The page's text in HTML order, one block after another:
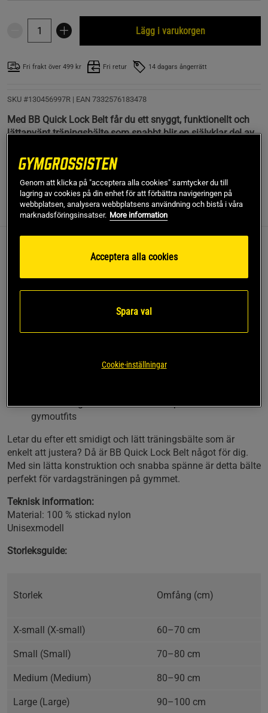
Lägg i varukorgen
Fri frakt över 499 kr Fri retur 14 dagars ångerrätt
SKU #130456997R | EAN 7332576183478
Med BB Quick Lock Belt får du ett snyggt, funktionellt och
lättanvänt träningsbälte som snabbt blir en självklar del av
Läs mer
Information Recensioner
Det här är ett träningsbälte för dig som vill ha
innovativa quick lock-spännet gör det enkelt att
justera trycket medan du tränar och snabbt lossa
och snabb justering
gymoutfits
Letar du efter ett smidigt och lätt träningsbälte som är
enkelt att justera? Då är BB Quick Lock Belt något för dig.
Med sin lätta konstruktion och snabba spänne är detta bälte
perfekt för vardagsträningen på gymmet.
Teknisk information:
Material: 100 % stickad nylon
Unisexmodell
Storleksguide:
Storlek Omfång (cm)
X-small (X-small) 60–70 cm
Small (Small) 70–80 cm
Medium (Medium) 80–90 cm
Large (Large) 90–100 cm
Genom att klicka på "acceptera alla cookies" samtycker du till
lagring av cookies på din enhet för att förbättra navigeringen på
webbplatsen, analysera webbplatsens användning och bistå i våra
marknadsföringsinsatser. More information
Acceptera alla cookies
Spara val
Cookie-inställningar